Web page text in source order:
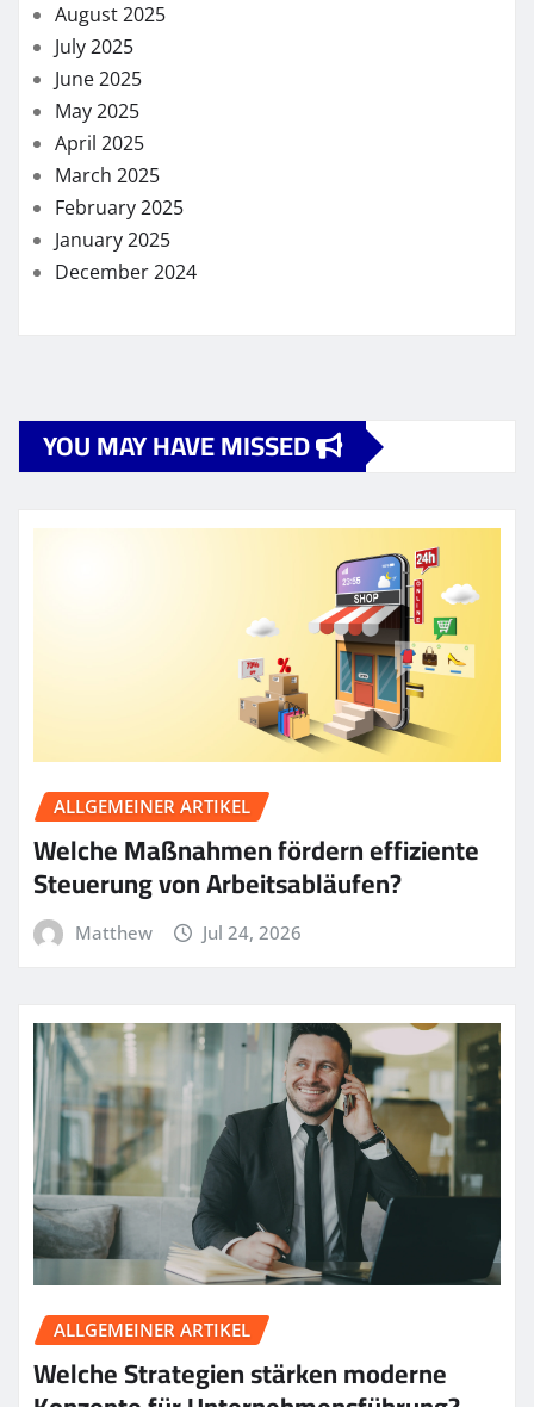
August 2025
July 2025
June 2025
May 2025
April 2025
March 2025
February 2025
January 2025
December 2024
YOU MAY HAVE MISSED
ALLGEMEINER ARTIKEL
Welche Maßnahmen fördern effiziente
Steuerung von Arbeitsabläufen?
Matthew Jul 24, 2026
ALLGEMEINER ARTIKEL
Welche Strategien stärken moderne